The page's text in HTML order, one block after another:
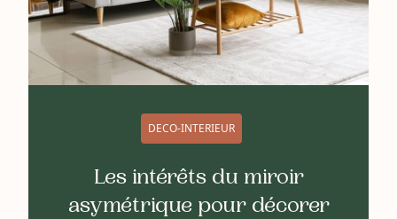
DECO-INTERIEUR
Les intérêts du miroir
asymétrique pour décorer